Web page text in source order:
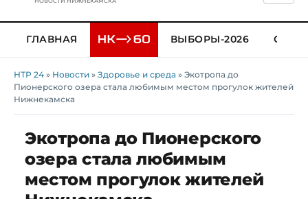
ГЛАВНАЯ ВЫБОРЫ-2026
НТР 24 » Новости » Здоровье и среда » Экотропа до
Пионерского озера стала любимым местом прогулок жителей
Нижнекамска
Экотропа до Пионерского
озера стала любимым
местом прогулок жителей